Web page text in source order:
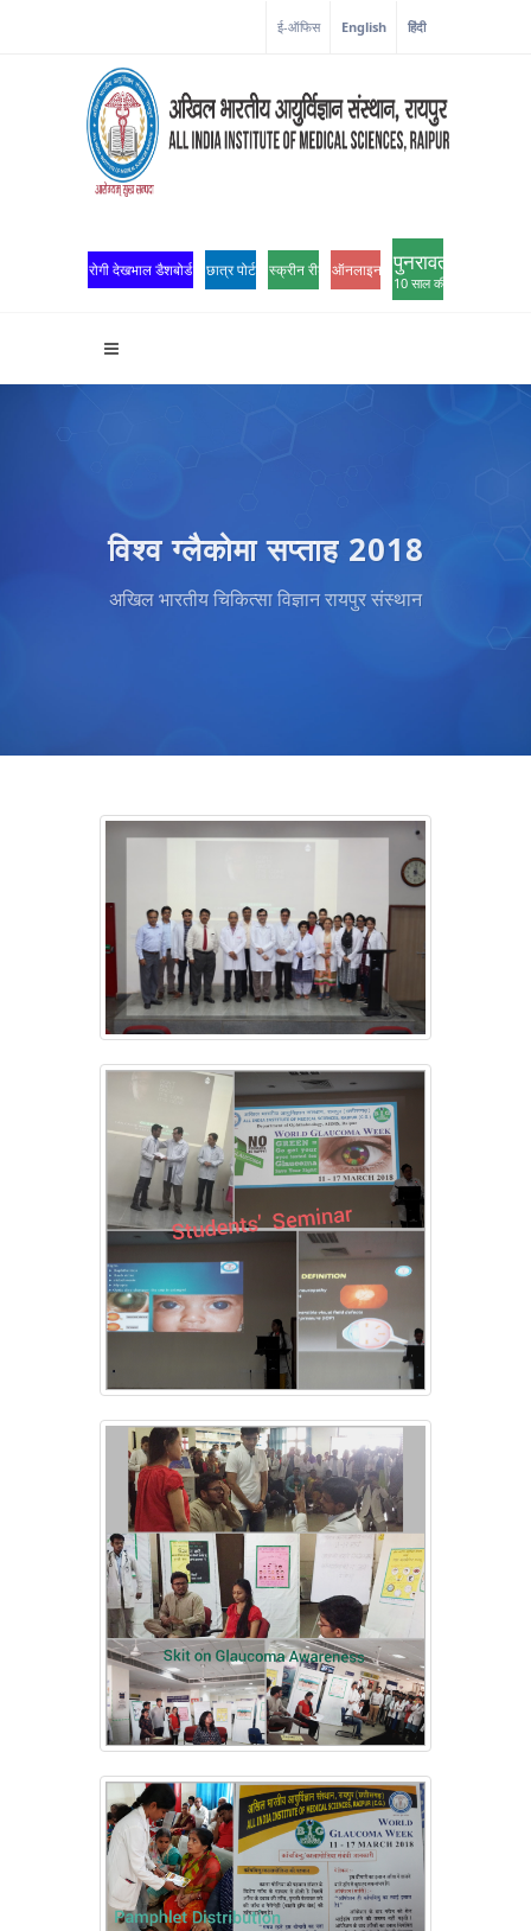
ई-ऑफिस English हिंदी
रोगी देखभाल डैशबोर्ड छात्र पोर्टल स्क्रीन रीडर एक्सेसऑनलाइन ओपीडी पंजीकरण
पुनरावर्तन
10 साल की उत्कृष्टता
विश्व ग्लैकोमा सप्ताह 2018
अखिल भारतीय चिकित्सा विज्ञान रायपुर संस्थान